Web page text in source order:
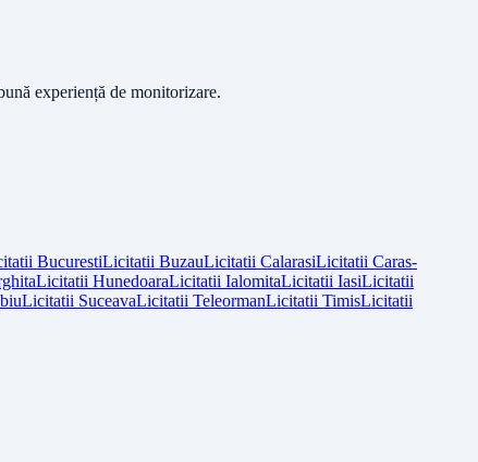
experiență de monitorizare.
BucurestiLicitatii BuzauLicitatii CalarasiLicitatii Caras-
Licitatii HunedoaraLicitatii IalomitaLicitatii IasiLicitatii
Licitatii SuceavaLicitatii TeleormanLicitatii TimisLicitatii